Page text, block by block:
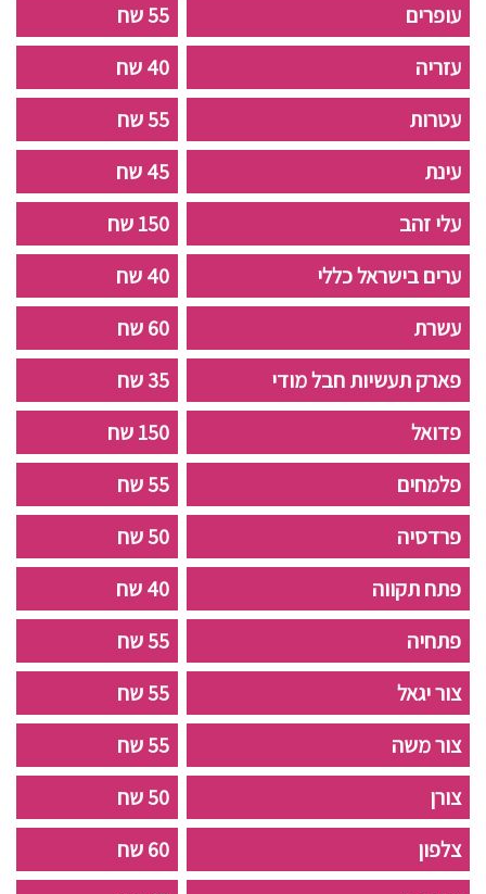
עופרים
55 שח
עזריה
40 שח
עטרות
55 שח
עינת
45 שח
עלי זהב
150 שח
ערים בישראל כללי
40 שח
עשרת
60 שח
פארק תעשיות חבל מודי
35 שח
פדואל
150 שח
פלמחים
55 שח
פרדסיה
50 שח
פתח תקווה
40 שח
פתחיה
55 שח
צור יגאל
55 שח
צור משה
55 שח
צורן
50 שח
צלפון
60 שח